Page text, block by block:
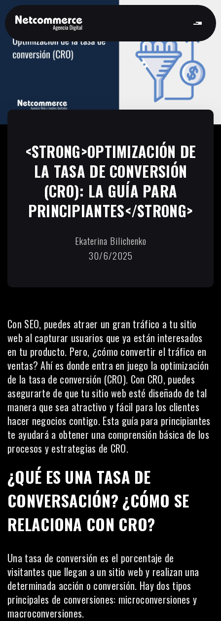
<STRONG>OPTIMIZACIÓN DE
LA TASA DE CONVERSIÓN
(CRO): LA GUÍA PARA
PRINCIPIANTES</STRONG>
Ekaterina Bilichenko
30/6/2025
Con SEO, puedes atraer un gran tráfico a tu sitio
web al capturar usuarios que ya están interesados ​​
en tu producto. Pero, ¿cómo convertir el tráfico en
ventas? Ahí es donde entra en juego la optimización
de la tasa de conversión (CRO). Con CRO, puedes
asegurarte de que tu sitio web esté diseñado de tal
manera que sea atractivo y fácil para los clientes
hacer negocios contigo. Esta guía para principiantes
te ayudará a obtener una comprensión básica de los
procesos y estrategias de CRO.
¿QUÉ ES UNA TASA DE
CONVERSACIÓN? ¿CÓMO SE
RELACIONA CON CRO?
Una tasa de conversión es el porcentaje de
visitantes que llegan a un sitio web y realizan una
determinada acción o conversión. Hay dos tipos
principales de conversiones: microconversiones y
macroconversiones.